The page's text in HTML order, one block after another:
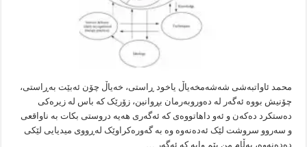
محمد ئاواتبەشی شەشەمخەیاڵ یاخود ڕاستی، خەیاڵ چۆن ئەبێت بەڕاستی،
چۆنیش بووە ئەگەر لە دەوروبەرمان بڕوانین، زۆرێک کە باس لە زیرەکی
دەستکرد دەکەن و ئەو داهاتووەی کە ئەگەری هەیە دروستی بکات بە ناواقعی
و سەروو سروشت لێک ئەدەنەوە وە بە گەورەکراوێک لەڕووی میدیایی لێکی
دەدەنەوە، بەڵام من پێم وایە کە ئەگەر …